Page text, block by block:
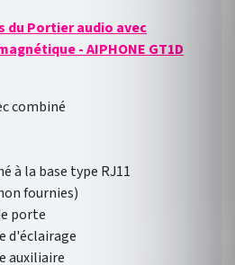
du Portier audio avec
- AIPHONE GT1D
combiné
à la base type RJ11
fournies)
porte
d'éclairage
auxiliaire